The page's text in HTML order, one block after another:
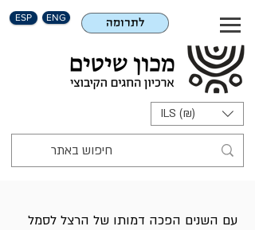
ESP ENG לתרומה
ILS (₪)
בנימין זאב הרצל
עם השנים הפכה דמותו של הרצל לסמל